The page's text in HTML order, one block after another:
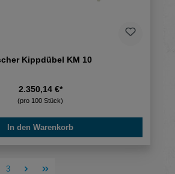
Kippdübel KM 10
2.350,14 €*
(pro 100 Stück)
In den Warenkorb
Seite
3